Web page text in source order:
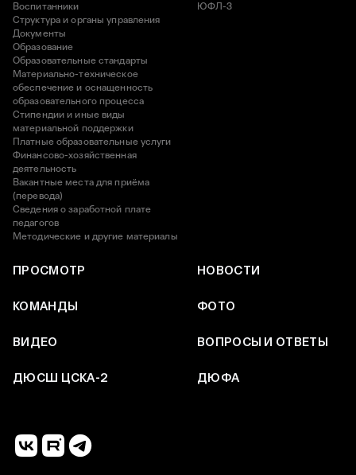
Воспитанники
Структура и органы управления
Документы
Образование
Образовательные стандарты
Материально-техническое
обеспечение и оснащенность
образовательного процесса
Стипендии и иные виды
материальной поддержки
Платные образовательные услуги
Финансово-хозяйственная
деятельность
Вакантные места для приёма
(перевода)
Сведения о заработной плате
педагогов
Методические и другие материалы
ЮФЛ-3
ПРОСМОТР НОВОСТИ
КОМАНДЫ ФОТО
ВИДЕО ВОПРОСЫ И ОТВЕТЫ
ДЮСШ ЦСКА-2 ДЮФА